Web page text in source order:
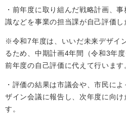
・前年度に取り組んだ戦略計画、
識などを事業の担当課が自己評価し
※令和7年度は、いいだ未来デザイ
るため、中期計画4年間（令和3年
前年度の自己評価に代えて行います
・評価の結果は市議会や、市民に
ザイン会議に報告し、次年度に向
す。